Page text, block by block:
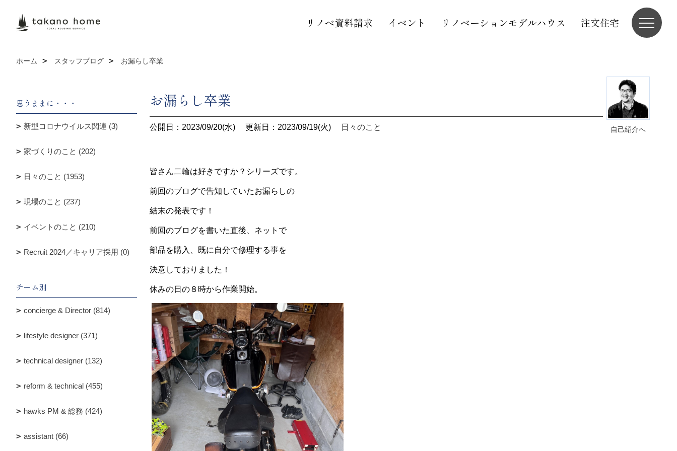
リノベ資料請求 イベント リノベーションモデルハウス 注文住宅
ホーム スタッフブログ お漏らし卒業
自己紹介へ
お漏らし卒業
公開日：2023/09/20(水) 更新日：2023/09/19(火) 日々のこと
皆さん二輪は好きですか？シリーズです。
前回のブログで告知していたお漏らしの
結末の発表です！
前回のブログを書いた直後、ネットで
部品を購入、既に自分で修理する事を
決意しておりました！
休みの日の８時から作業開始。
思うままに・・・
新型コロナウイルス関連 (3)
家づくりのこと (202)
日々のこと (1953)
現場のこと (237)
イベントのこと (210)
Recruit 2024／キャリア採用 (0)
チーム別
concierge & Director (814)
lifestyle designer (371)
technical designer (132)
reform & technical (455)
hawks PM & 総務 (424)
assistant (66)